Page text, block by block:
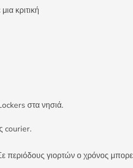
κριτική
στα νησιά.
courier.
γιορτών ο χρόνος